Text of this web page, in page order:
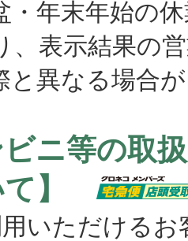
年末年始の
、表示結果の
異なる場合が
ビニ等の取
て】
いただけるお